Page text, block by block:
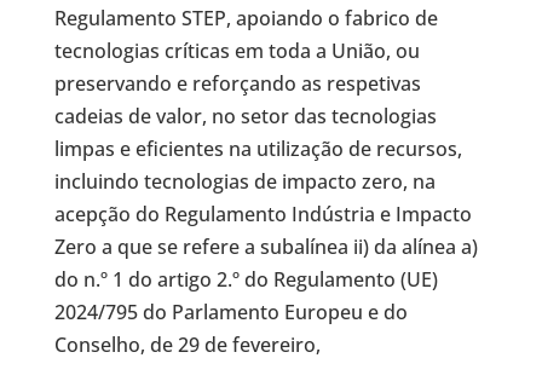
Regulamento STEP, apoiando o fabrico de
tecnologias críticas em toda a União, ou
preservando e reforçando as respetivas
cadeias de valor, no setor das tecnologias
limpas e eficientes na utilização de recursos,
incluindo tecnologias de impacto zero, na
acepção do Regulamento Indústria e Impacto
Zero a que se refere a subalínea ii) da alínea a)
do n.º 1 do artigo 2.º do Regulamento (UE)
2024/795 do Parlamento Europeu e do
Conselho, de 29 de fevereiro,